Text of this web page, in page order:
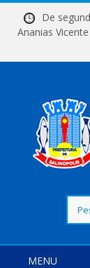
De
Ananias
por:
MENU